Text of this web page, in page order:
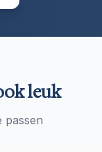
leuk
passen